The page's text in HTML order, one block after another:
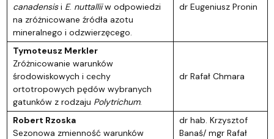
canadensisi E. nuttalliiw odpowiedzi
na zróżnicowane źródła azotu
mineralnego i odzwierzęcego.
dr Eugeniusz Pronin
Tymoteusz Merkler
Zróżnicowanie warunków
środowiskowych i cechy
ortotropowych pędów wybranych
gatunków z rodzaju Polytrichum.
dr Rafał Chmara
Robert Rzoska
Sezonowa zmienność warunków
dr hab. Krzysztof
Banaś/ mgr Rafał